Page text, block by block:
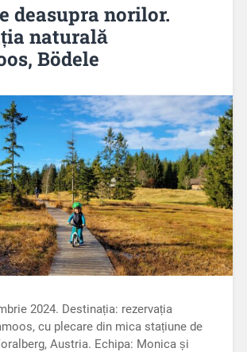
deasupra norilor.
naturală
Bödele
2024. Destinația: rezervația
cu plecare din mica stațiune de
Austria. Echipa: Monica și